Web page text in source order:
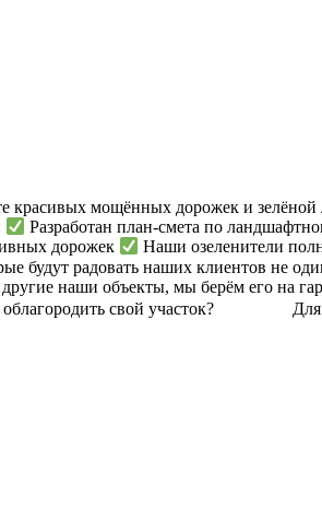
красивых мощённых дорожек и зелёной
Разработан план-смета по
дорожек
Наши озеленители
будут радовать наших клиентов не
наши объекты, мы берём его на
свой участок? ⠀⠀⠀ ⠀⠀ Для